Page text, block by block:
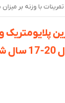
میزان شوت توان
و